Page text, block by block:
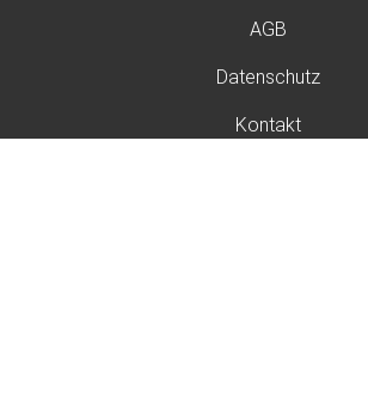
AGB
Datenschutz
Kontakt